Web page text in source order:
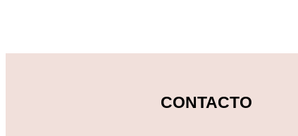
CONTACTO